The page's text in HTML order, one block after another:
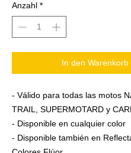
Anzahl *
In den Warenkorb
- Válido para todas las motos
TRAIL, SUPERMOTARD y
- Disponible en cualquier color
- Disponible también en